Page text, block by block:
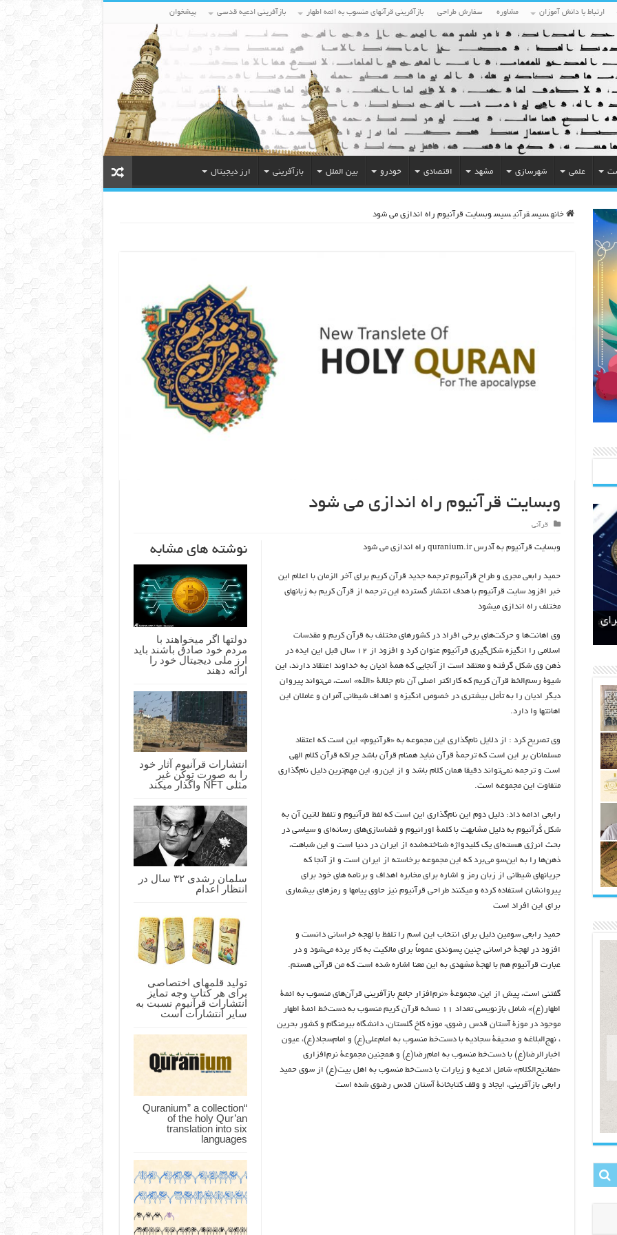
ارتباط با دانش آموزان مشاوره سفارش طراحی بازآفرینی قرآنهای منسوب به ائمه اطهار بازآفرینی ادعیه قدسی پیشخوان
علمی شهرسازی مشهد اقتصادی خودرو بین الملل بازآفرینی ارز دیجیتال
خانه سپس قرآنی سپس وبسایت قرآنیوم راه اندازی می شود
وبسایت قرآنیوم راه اندازی می شود
قرآنی
نوشته های مشابه
دولتها اگر میخواهند با
مردم خود صادق باشند باید
ارز ملی دیجیتال خود را
ارائه دهند
انتشارات قرآنیوم آثار خود
را به صورت توکن غیر
مثلی NFT واگذار میکند
سلمان رشدی ۳۲ سال در
انتظار اعدام
تولید قلمهای اختصاصی
برای هر کتاب وجه تمایز
انتشارات قرآنیوم نسبت به
سایر انتشارات است
“Quranium” a collection
of the holy Qur’an
translation into six
languages
وبسایت قرآنیوم به آدرس quranium.ir راه اندازی می شود
حمید رابعی مجری و طراح قرآنیوم ترجمه جدید قرآن کریم برای آخر الزمان با اعلام این
خبر افزود سایت قرآنیوم با هدف انتشار گسترده این ترجمه از قرآن کریم به زبانهای
مختلف راه اندازی میشود
وی اهانت‌ها و حرکت‌های برخی افراد در کشورهای مختلف به قرآن کریم و مقدسات
اسلامی را انگیزه شکل‌گیری قرآنیوم عنوان کرد و افزود از ۱۲ سال قبل این ایده در
ذهن وی شکل گرفته و معتقد است از آنجایی که همۀ ادیان به خداوند اعتقاد دارند، این
شیوۀ رسم‌الخط قرآن کریم که کاراکتر اصلی آن نام جلالۀ «الله» است، می‌تواند پیروان
دیگر ادیان را به تأمل بیشتری در خصوص انگیزه و اهداف شیطانی آمران و عاملان این
اهانتها وا دارد.
وی تصریح کرد : از دلایل نام‌گذاری این مجموعه به «قرآنیوم» این است که اعتقاد
مسلمانان بر این است که ترجمۀ قرآن نباید همنام قرآن باشد چراکه قرآن کلام الهی
است و ترجمه نمی‌تواند دقیقا همان کلام باشد و از این‌رو، این مهم‌ترین دلیل نام‌گذاری
متفاوت این مجموعه است.
رابعی ادامه داد: دلیل دوم این نام‌گذاری این است که لفظ قرآنیوم و تلفظ لاتین آن به
شکل کُرآنیوم به دلیل مشابهت با کلمۀ اورانیوم و فضاسازی‌های رسانه‌ای و سیاسی در
بحث انرژی هسته‌ای یک کلیدواژه شناخته‌شده از ایران در دنیا است و این شباهت،
ذهن‌ها را به این‌سو می‌برد که این مجموعه برخاسته از ایران است و از آنجا که
جریانهای شیطانی از زبان رمز و اشاره برای مخابره اهداف و برنامه های خود برای
پیروانشان استفاده کرده و میکنند طراحی قرآنیوم نیز حاوی پیامها و رمزهای بیشماری
برای این افراد است
حمید رابعی سومین دلیل برای انتخاب این اسم را تلفظ با لهجه خراسانی دانست و
افزود در لهجۀ خراسانی چنین پسوندی عموماً برای مالکیت به کار برده می‌شود و در
عبارت قرآنیوم هم با لهجۀ مشهدی به این معنا اشاره شده است که من قرآنی هستم.
گفتنی است، پیش از این، مجموعۀ «نرم‌افزار جامع بازآفرینی قرآن‌های منسوب به ائمۀ
اطهار(ع)» شامل بازنویسی تعداد ۱۱ نسخه قرآن کریم منسوب به دست‌خط ائمۀ اطهار
موجود در موزۀ آستان قدس رضوی، موزه کاخ گلستان، دانشگاه بیرمنگام و کشور بحرین
، نهج‌البلاغه و صحیفۀ سجادیه با دست‌خط منسوب به امام‌علی(ع) و امام‌سجاد(ع)، عیون
اخبارالرضا(ع) با دست‌خط منسوب به امام‌رضا(ع) و همچنین مجموعۀ نرم‌افزاری
«مفاتیح‌الکلام» شامل ادعیه و زیارات با دست‌خط منسوب به اهل بیت(ع) از سوی حمید
رابعی بازآفرینی، ایجاد و وقف کتابخانۀ آستان قدس رضوی شده است
مالکان اراضی شاهنامه ۳۵